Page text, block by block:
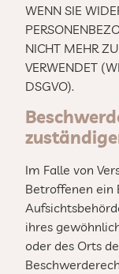
WENN SIE
NICHT MEHR
VERWENDET
DSGVO).
Im Falle von
Betroffenen ein
ihres
oder des Orts